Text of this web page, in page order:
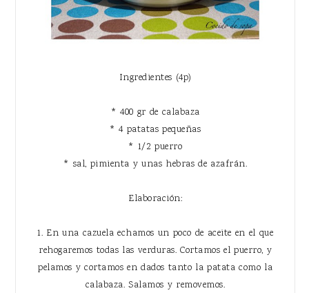
Ingredientes (4p)
* 400 gr de calabaza
* 4 patatas pequeñas
* 1/2 puerro
* sal, pimienta y unas hebras de azafrán.
Elaboración:
1. En una cazuela echamos un poco de aceite en el que
rehogaremos todas las verduras. Cortamos el puerro, y
pelamos y cortamos en dados tanto la patata como la
calabaza. Salamos y removemos.